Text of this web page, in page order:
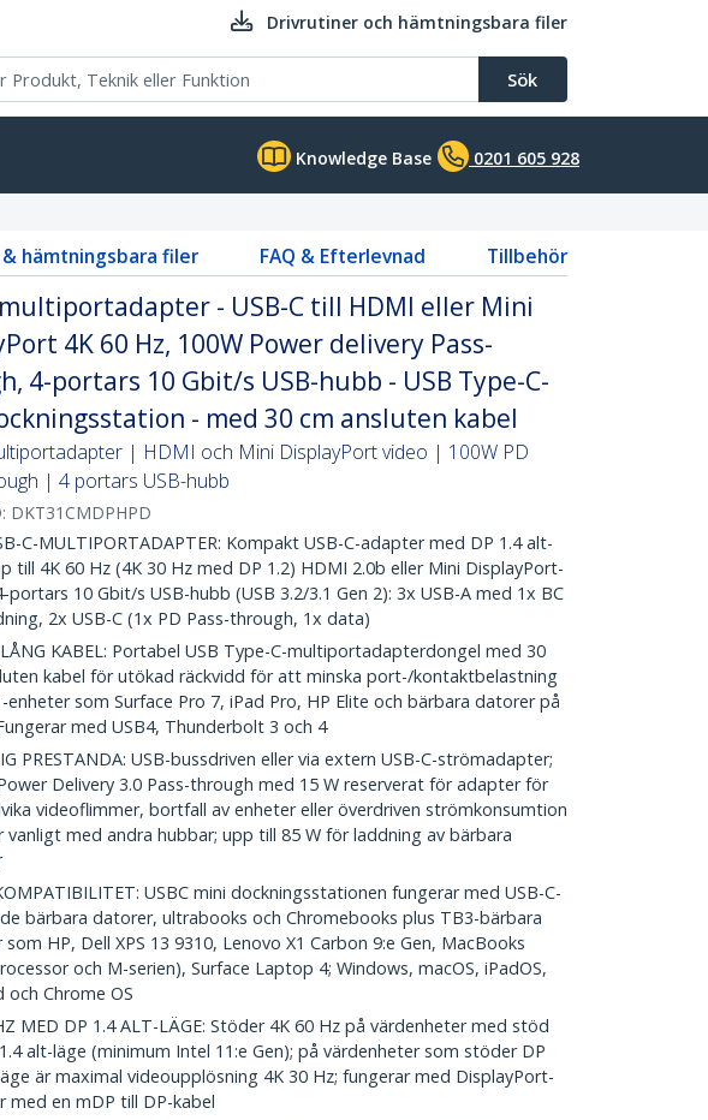
Drivrutiner och hämtningsbara filer
Sök
Knowledge Base 0201 605 928
hämtningsbara filer FAQ & Efterlevnad Tillbehör
multiportadapter - USB-C till HDMI eller Mini
4K 60 Hz, 100W Power delivery Pass-
4-portars 10 Gbit/s USB-hubb - USB Type-C-
- med 30 cm ansluten kabel
| HDMI och Mini DisplayPort video | 100W PD
| 4 portars USB-hubb
DKT31CMDPHPD
C-MULTIPORTADAPTER: Kompakt USB-C-adapter med DP 1.4 alt-
till 4K 60 Hz (4K 30 Hz med DP 1.2) HDMI 2.0b eller Mini DisplayPort-
portars 10 Gbit/s USB-hubb (USB 3.2/3.1 Gen 2): 3x USB-A med 1x BC
2x USB-C (1x PD Pass-through, 1x data)
LÅNG KABEL: Portabel USB Type-C-multiportadapterdongel med 30
kabel för utökad räckvidd för att minska port-/kontaktbelastning
enheter som Surface Pro 7, iPad Pro, HP Elite och bärbara datorer på
med USB4, Thunderbolt 3 och 4
PRESTANDA: USB-bussdriven eller via extern USB-C-strömadapter;
Delivery 3.0 Pass-through med 15 W reserverat för adapter för
videoflimmer, bortfall av enheter eller överdriven strömkonsumtion
vanligt med andra hubbar; upp till 85 W för laddning av bärbara
USBC mini dockningsstationen fungerar med USB-C-
bärbara datorer, ultrabooks och Chromebooks plus TB3-bärbara
HP, Dell XPS 13 9310, Lenovo X1 Carbon 9:e Gen, MacBooks
och M-serien), Surface Laptop 4; Windows, macOS, iPadOS,
och Chrome OS
MED DP 1.4 ALT-LÄGE: Stöder 4K 60 Hz på värdenheter med stöd
alt-läge (minimum Intel 11:e Gen); på värdenheter som stöder DP
är maximal videoupplösning 4K 30 Hz; fungerar med DisplayPort-
med en mDP till DP-kabel